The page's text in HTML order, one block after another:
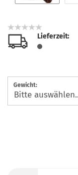
Lieferzeit:
Gewicht: